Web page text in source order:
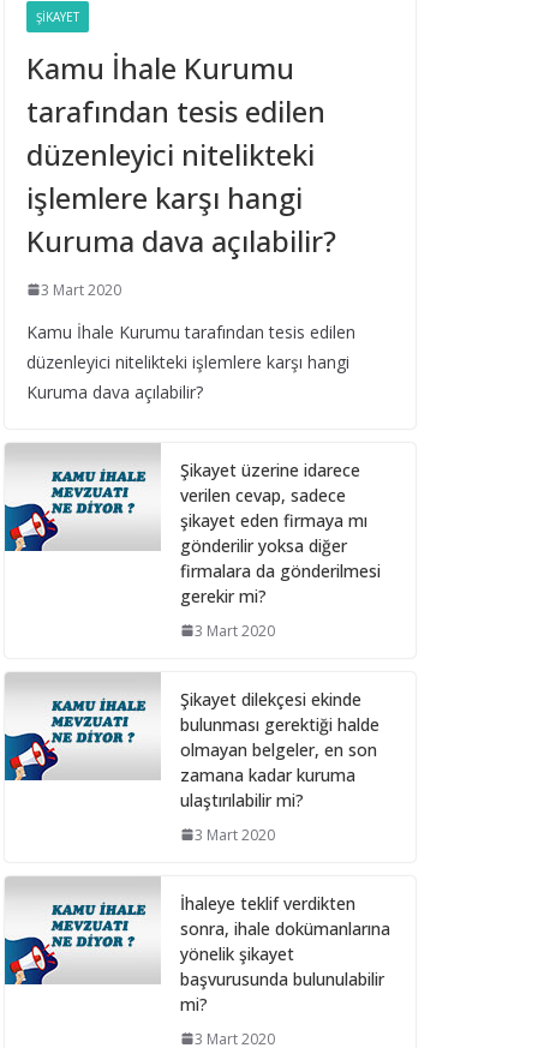
Taşıt Kiralama
İhalesinde Damga
Vergisi Oranının Hatalı
16 Eylül 2025
Limitinin Aşılması
16 Eylül 2025
Güncellenmesi ve Sınır
Değer Hesabı
28 Şubat 2025
Bilişim hizmet alımı
ihalelerinde istenecek
sunmalı ?
10 Aralık 2024
Bilişim hizmet alımı
ihalelerinde istenecek
İhale Dosyasında
çalışacak personelin
çalışma saatlerinin
tamamını idarede
ŞIKAYET
Kamu İhale Kurumu
tarafından tesis edilen
düzenleyici nitelikteki
işlemlere karşı hangi
Kuruma dava açılabilir?
3 Mart 2020
Kamu İhale Kurumu tarafından tesis edilen
düzenleyici nitelikteki işlemlere karşı hangi
Kuruma dava açılabilir?
Şikayet üzerine idarece
verilen cevap, sadece
şikayet eden firmaya mı
gönderilir yoksa diğer
firmalara da gönderilmesi
gerekir mi?
3 Mart 2020
Şikayet dilekçesi ekinde
bulunması gerektiği halde
olmayan belgeler, en son
zamana kadar kuruma
ulaştırılabilir mi?
3 Mart 2020
İhaleye teklif verdikten
sonra, ihale dokümanlarına
yönelik şikayet
başvurusunda bulunulabilir
mi?
3 Mart 2020